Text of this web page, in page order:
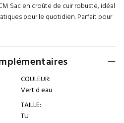
Sac en croûte de cuir robuste, idéal
pour le quotidien. Parfait pour
COULEUR:
Vert d eau
TAILLE:
TU